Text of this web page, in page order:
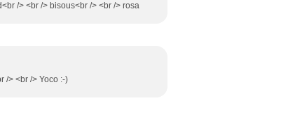
/> <br /> bisous<br /> <br /> rosa
/> <br /> Yoco :-)